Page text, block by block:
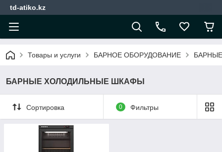
td-atiko.kz
Товары и услуги БАРНОЕ ОБОРУДОВАНИЕ
БАРНЫЕ ХОЛОДИЛЬНЫЕ ШКАФЫ
Сортировка 0 Фильтры